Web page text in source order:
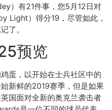
）有21件事，您5月12日对
Light）得分19，尽管如此，
了。
预览
蛋，以开始在士兵社区中的
新鲜的2019赛季，但是如果
国面对全新的奥克兰袭击者